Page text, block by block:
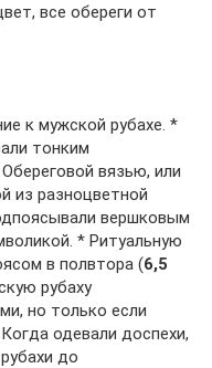
все обереги от
к мужской рубахе. *
тонким
вязью, или
из разноцветной
вершковым
* Ритуальную
в полвтора (6,5
рубаху
но только если
одевали доспехи,
до